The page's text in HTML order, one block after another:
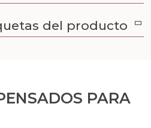
del producto
PARA